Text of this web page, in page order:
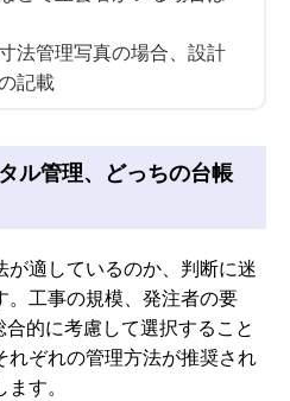
寸法管理写真の場合、設計
記載
ル管理、どっちの台帳
が適しているのか、判断に迷
。工事の規模、発注者の要
的に考慮して選択すること
れぞれの管理方法が推奨され
す。